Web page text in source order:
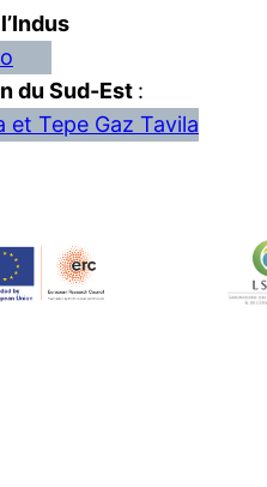
du Sud-Est :
et Tepe Gaz Tavila